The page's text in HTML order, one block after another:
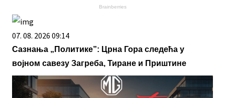
Brainberries
07. 08. 2026 09:14
Сазнања „Политике”: Црна Гора следећа у
војном савезу Загреба, Тиране и Приштине